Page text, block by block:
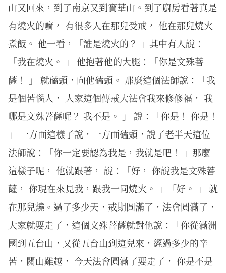
山又回來，到了南京又到寶華山。到了廚房看著真是
有燒火的嘛， 有很多人在那兒受戒， 他在那兒燒火
煮飯。 他一看，「誰是燒火的？ 」其中有人說：
「我在燒火。 」 他抱著他的大腿：「你是文殊菩
薩！ 」 就磕頭，向他磕頭。 那麼這個法師說：「我
是個苦惱人， 人家這個傳戒大法會我來修修福， 我
哪是文殊菩薩呢？ 我不是。 」 說：「你是！ 你是！
」 一方面這樣子說，一方面磕頭，說了老半天這位
法師說：「你一定要認為我是，我就是吧！ 」那麼
這樣子呢， 他就跟著， 說：「好， 你說我是文殊菩
薩， 你現在來見我，跟我一同燒火。 」「好。 」 就
在那兒燒。過了多少天，戒期圓滿了，法會圓滿了，
大家就要走了，這個文殊菩薩就對他說：「你從滿洲
國到五台山，又從五台山到這兒來，經過多少的辛
苦，關山難越， 今天法會圓滿了要走了， 你是不是